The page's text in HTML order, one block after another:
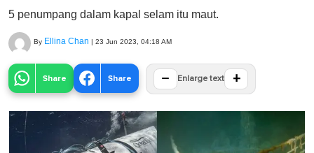
5 penumpang dalam kapal selam itu maut.
By Ellina Chan | 23 Jun 2023, 04:18 AM
Share Share − Enlarge text +